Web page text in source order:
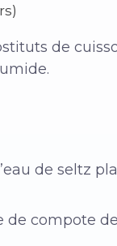
de
de seltz
de compote